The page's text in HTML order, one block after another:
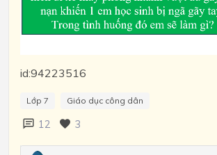
id:94223516
Lớp 7 Giáo dục công dân
12 3